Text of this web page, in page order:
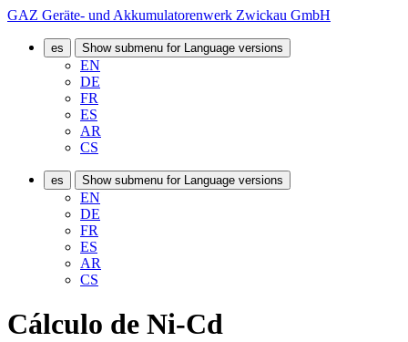
GAZ Geräte- und Akkumulatorenwerk Zwickau GmbH
es Show submenu for Language versions
EN
DE
FR
ES
AR
CS
es Show submenu for Language versions
EN
DE
FR
ES
AR
CS
Cálculo de Ni-Cd